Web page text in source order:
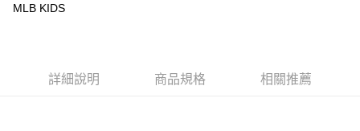
運送方式
全家取貨<不支援離島取退>
MLB KIDS
詳細說明 商品規格 相關推薦